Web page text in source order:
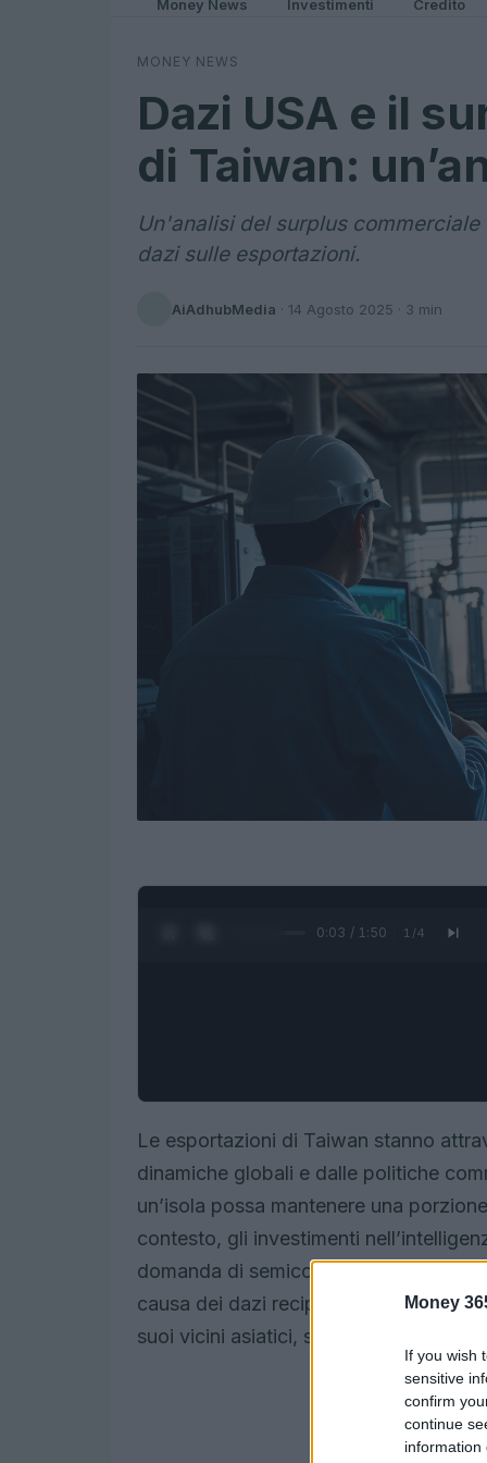
Money
If you wish
sensitive
confirm
continue
information
Money News Investimenti Credito
MONEY NEWS
Dazi USA e il
di Taiwan:
Un'analisi del surplus
dazi sulle esportazioni.
AiAdhubMedia · 14 Agosto 2025 · 3 min
0:05 / 1:50 1 /4
Le esportazioni di Taiwan stanno
dinamiche globali e dalle politiche
un’isola possa mantenere una
contesto, gli investimenti
domanda di semiconduttori e prodotti
causa dei dazi reciproci del 20% che
suoi vicini asiatici, sollevando